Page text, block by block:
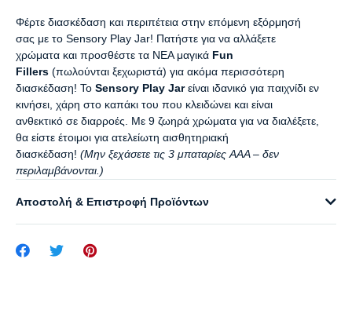
Φέρτε διασκέδαση και περιπέτεια στην επόμενη εξόρμησή
σας με το Sensory Play Jar! Πατήστε για να αλλάξετε
χρώματα και προσθέστε τα ΝΕΑ μαγικά Fun
Fillers (πωλούνται ξεχωριστά) για ακόμα περισσότερη
διασκέδαση! Το Sensory Play Jarείναι ιδανικό για παιχνίδι εν
κινήσει, χάρη στο καπάκι του που κλειδώνει και είναι
ανθεκτικό σε διαρροές. Με 9 ζωηρά χρώματα για να διαλέξετε,
θα είστε έτοιμοι για ατελείωτη αισθητηριακή
διασκέδαση! (Μην ξεχάσετε τις 3 μπαταρίες AAA – δεν
περιλαμβάνονται.)
Αποστολή & Επιστροφή Προϊόντων